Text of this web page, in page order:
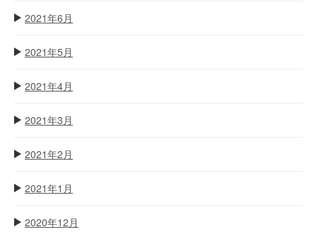
2021年6月
2021年5月
2021年4月
2021年3月
2021年2月
2021年1月
2020年12月